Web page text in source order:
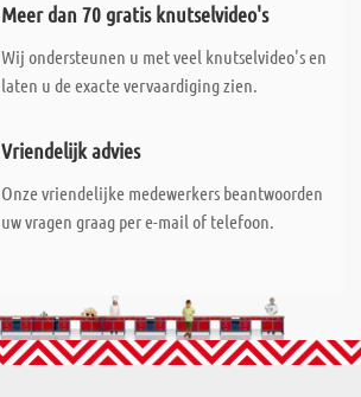
Meer dan 70 gratis knutselvideo's
Wij ondersteunen u met veel knutselvideo's en
laten u de exacte vervaardiging zien.
Vriendelijk advies
Onze vriendelijke medewerkers beantwoorden
uw vragen graag per e-mail of telefoon.